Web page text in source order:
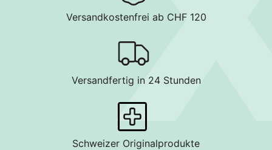
Versandkostenfrei ab CHF 120
Versandfertig in 24 Stunden
Schweizer Originalprodukte